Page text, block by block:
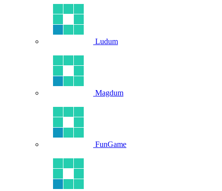
Ludum
Magdum
FunGame